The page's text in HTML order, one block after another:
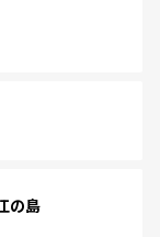
の島